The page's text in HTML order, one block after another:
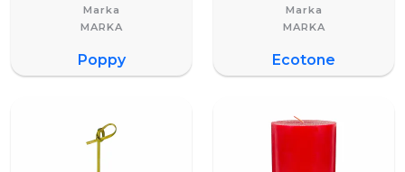
Marka
Poppy
Marka
Ecotone